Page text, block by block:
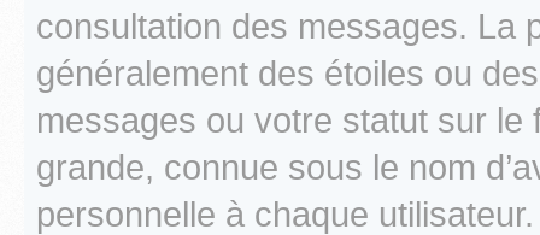
consultation des messages. La
généralement des étoiles ou
messages ou votre statut sur
grande, connue sous le nom
personnelle à chaque utilisateur.